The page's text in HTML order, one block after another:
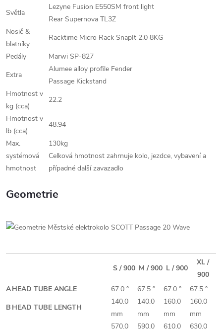
Světla
Lezyne Fusion E550SM front light
Rear Supernova TL3Z
Nosič &
blatníky
Racktime Micro Rack SnapIt 2.0 8KG
Pedály
Marwi SP-827
Extra
Alumee alloy profile Fender
Passage Kickstand
Hmotnost v
kg (cca)
22.2
Hmotnost v
lb (cca)
48.94
Max.
systémová
hmotnost
130kg
Celková hmotnost zahrnuje kolo, jezdce, vybavení a
případné další zavazadlo
Geometrie
S / 900 M / 900 L / 900
XL /
900
AHEAD TUBE ANGLE 67.0 ° 67.5 ° 67.0 °
67.5 °
B HEAD TUBE LENGTH
140.0
mm
140.0
mm
160.0
mm
160.0
mm
570.0 590.0 610.0 630.0